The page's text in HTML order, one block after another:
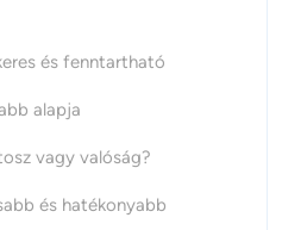
és fenntartható
alapja
vagy valóság?
és hatékonyabb